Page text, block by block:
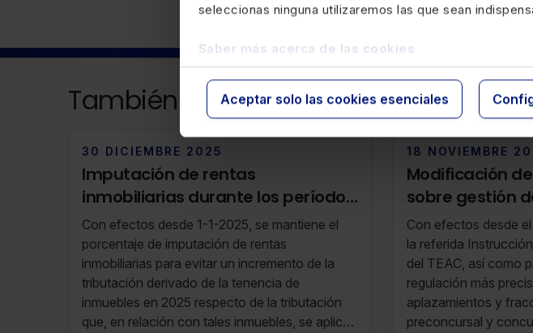
seleccionas ninguna utilizaremos las que sean
Saber más acerca de las cookies
Aceptar solo las cookies esenciales
También puede interesarte
30 DICIEMBRE 2025
Imputación de rentas
inmobiliarias durante los períodos
impositivos 2023, 2024 y 2025 (RF
52/25 23 de Diciembre de 2025 al
29 de Diciembre de 2025)
Con efectos desde 1-1-2025, se mantiene el
porcentaje de imputación de rentas
inmobiliarias para evitar un incremento de la
tributación derivado de la tenencia de
inmuebles en 2025 respecto de la tributación
que, en relación con tales inmuebles, se aplicó
18 NOVIEMBRE
Modificación
sobre gestión
46/25 11 de
17 de
Con efectos desde
la referida
del TEAC, así como
regulación más
aplazamientos y
preconcursal y